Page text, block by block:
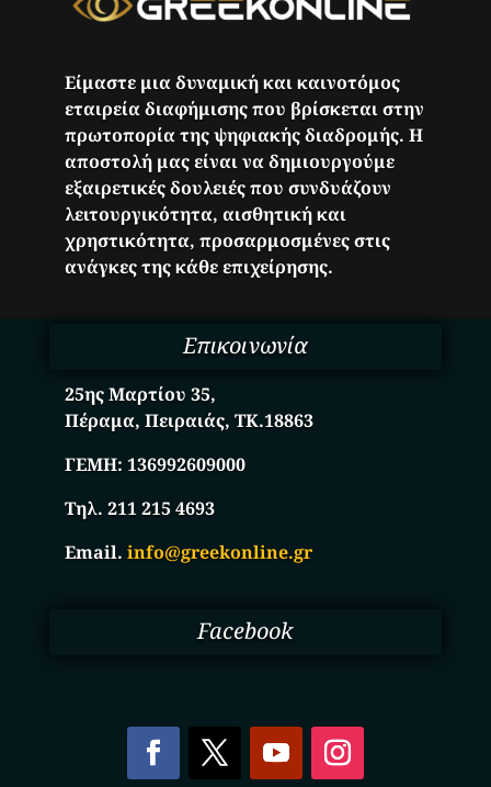
Είμαστε μια δυναμική και καινοτόμος
εταιρεία διαφήμισης που βρίσκεται στην
πρωτοπορία της ψηφιακής διαδρομής. Η
αποστολή μας είναι να δημιουργούμε
εξαιρετικές δουλειές που συνδυάζουν
λειτουργικότητα, αισθητική και
χρηστικότητα, προσαρμοσμένες στις
ανάγκες της κάθε επιχείρησης.
Επικοινωνία
25ης Μαρτίου 35,
Πέραμα, Πειραιάς, ΤΚ.18863
ΓΕΜΗ:136992609000
Τηλ. 211 215 4693
Email.info@greekonline.gr
Facebook